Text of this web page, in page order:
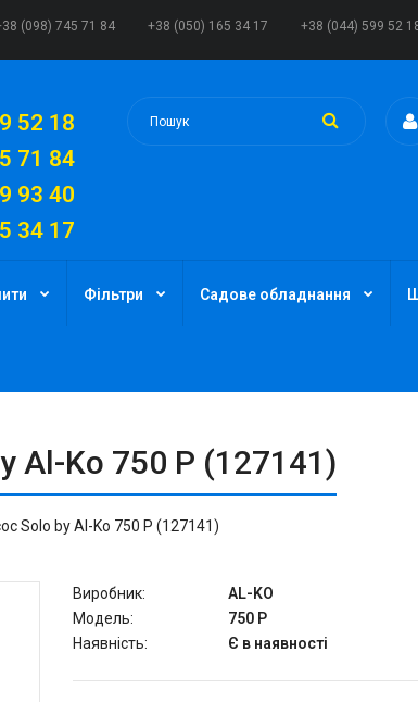
(098) 745 71 84 +38 (050) 165 34 17 +38 (044) 599 52
52 18
71 84
93 40
34 17
Фільтри Садове обладнання
Al-Ko 750 P (127141)
Solo by Al-Ko 750 P (127141)
Виробник:
AL-KO
Модель:
750 P
Наявність:
Є в наявності